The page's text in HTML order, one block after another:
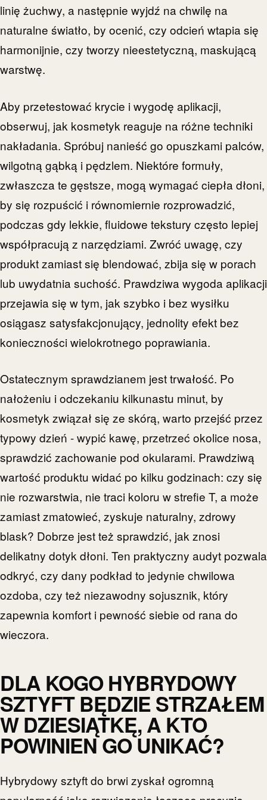
linię żuchwy, a następnie wyjdź na chwilę na
naturalne światło, by ocenić, czy odcień wtapia się
harmonijnie, czy tworzy nieestetyczną, maskującą
warstwę.
Aby przetestować krycie i wygodę aplikacji,
obserwuj, jak kosmetyk reaguje na różne techniki
nakładania. Spróbuj nanieść go opuszkami palców,
wilgotną gąbką i pędzlem. Niektóre formuły,
zwłaszcza te gęstsze, mogą wymagać ciepła dłoni,
by się rozpuścić i równomiernie rozprowadzić,
podczas gdy lekkie, fluidowe tekstury często lepiej
współpracują z narzędziami. Zwróć uwagę, czy
produkt zamiast się blendować, zbija się w porach
lub uwydatnia suchość. Prawdziwa wygoda aplikacji
przejawia się w tym, jak szybko i bez wysiłku
osiągasz satysfakcjonujący, jednolity efekt bez
konieczności wielokrotnego poprawiania.
Ostatecznym sprawdzianem jest trwałość. Po
nałożeniu i odczekaniu kilkunastu minut, by
kosmetyk związał się ze skórą, warto przejść przez
typowy dzień - wypić kawę, przetrzeć okolice nosa,
sprawdzić zachowanie pod okularami. Prawdziwą
wartość produktu widać po kilku godzinach: czy się
nie rozwarstwia, nie traci koloru w strefie T, a może
zamiast zmatowieć, zyskuje naturalny, zdrowy
blask? Dobrze jest też sprawdzić, jak znosi
delikatny dotyk dłoni. Ten praktyczny audyt pozwala
odkryć, czy dany podkład to jedynie chwilowa
ozdoba, czy też niezawodny sojusznik, który
zapewnia komfort i pewność siebie od rana do
wieczora.
DLA KOGO HYBRYDOWY
SZTYFT BĘDZIE STRZAŁEM
W DZIESIĄTKĘ, A KTO
POWINIEN GO UNIKAĆ?
Hybrydowy sztyft do brwi zyskał ogromną